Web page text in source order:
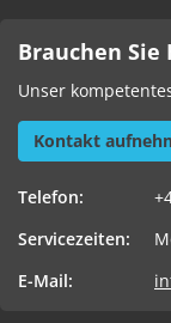
Brauchen Sie
Unser
Kontakt
Telefon:
Servicezeiten:
E-Mail: